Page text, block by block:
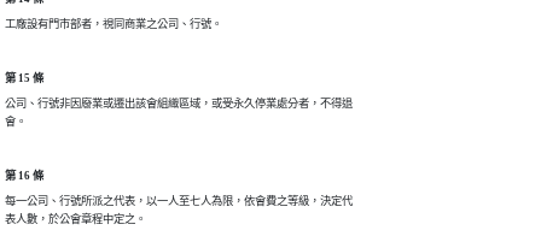
工廠設有門市部者，視同商業之公司、行號。
第 15 條
公司、行號非因廢業或遷出該會組織區域，或受永久停業處分者，不得退
會。
第 16 條
每一公司、行號所派之代表，以一人至七人為限，依會費之等級，決定代
表人數，於公會章程中定之。